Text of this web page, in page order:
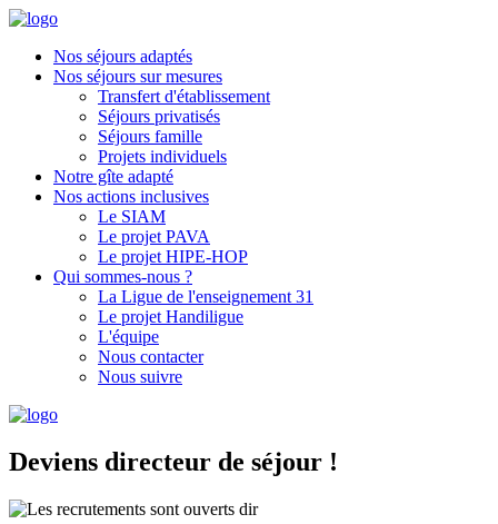
Nos séjours adaptés
Nos séjours sur mesures
Transfert d'établissement
Séjours privatisés
Séjours famille
Projets individuels
Notre gîte adapté
Nos actions inclusives
Le SIAM
Le projet PAVA
Le projet HIPE-HOP
Qui sommes-nous ?
La Ligue de l'enseignement 31
Le projet Handiligue
L'équipe
Nous contacter
Nous suivre
Deviens directeur de séjour !